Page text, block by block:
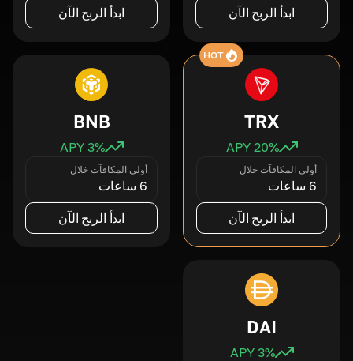
ابدأ الربح الآن ابدأ الربح الآن
HOT
TRX
20% APY
أولى المكافآت خلال
6 ساعات
ابدأ الربح الآن
BNB
3% APY
أولى المكافآت خلال
6 ساعات
ابدأ الربح الآن
DAI
3% APY